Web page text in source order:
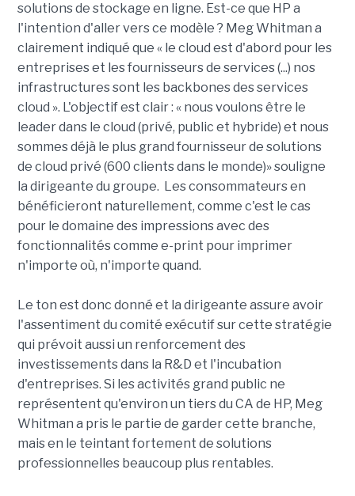
solutions de stockage en ligne. Est-ce que HP a
l'intention d'aller vers ce modèle ? Meg Whitman a
clairement indiqué que « le cloud est d'abord pour les
entreprises et les fournisseurs de services (...) nos
infrastructures sont les backbones des services
cloud ». L'objectif est clair : « nous voulons être le
leader dans le cloud (privé, public et hybride) et nous
sommes déjà le plus grand fournisseur de solutions
de cloud privé (600 clients dans le monde)» souligne
la dirigeante du groupe. Les consommateurs en
bénéficieront naturellement, comme c'est le cas
pour le domaine des impressions avec des
fonctionnalités comme e-print pour imprimer
n'importe où, n'importe quand.
Le ton est donc donné et la dirigeante assure avoir
l'assentiment du comité exécutif sur cette stratégie
qui prévoit aussi un renforcement des
investissements dans la R&D et l'incubation
d'entreprises. Si les activités grand public ne
représentent qu'environ un tiers du CA de HP, Meg
Whitman a pris le partie de garder cette branche,
mais en le teintant fortement de solutions
professionnelles beaucoup plus rentables.